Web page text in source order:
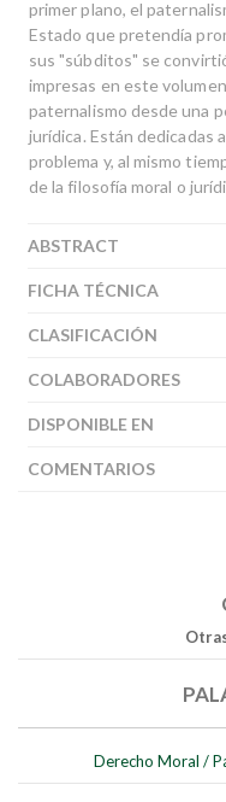
primer plano, el
Estado que pretendía
sus "súbditos" se
impresas en este
paternalismo desde una
jurídica. Están dedicadas
problema y, al mismo
de la filosofía moral o
ABSTRACT
FICHA TÉCNICA
CLASIFICACIÓN
COLABORADORES
DISPONIBLE EN
COMENTARIOS
Derecho Moral /